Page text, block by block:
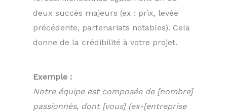
deux succès majeurs (ex : prix, levée
précédente, partenariats notables). Cela
donne de la crédibilité à votre projet.
Exemple :
Notre équipe est composée de [nombre]
passionnés, dont [vous] (ex-[entreprise